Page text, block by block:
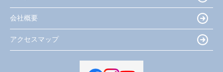
会社概要
アクセスマップ